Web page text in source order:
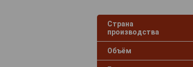
Страна
производства
Объём